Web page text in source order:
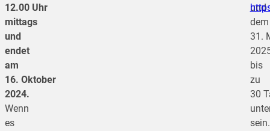
12.00 Uhr
mittags
und
endet
am
16. Oktober
2024.
Wenn
es
und
dem
31.
bis
zu
30